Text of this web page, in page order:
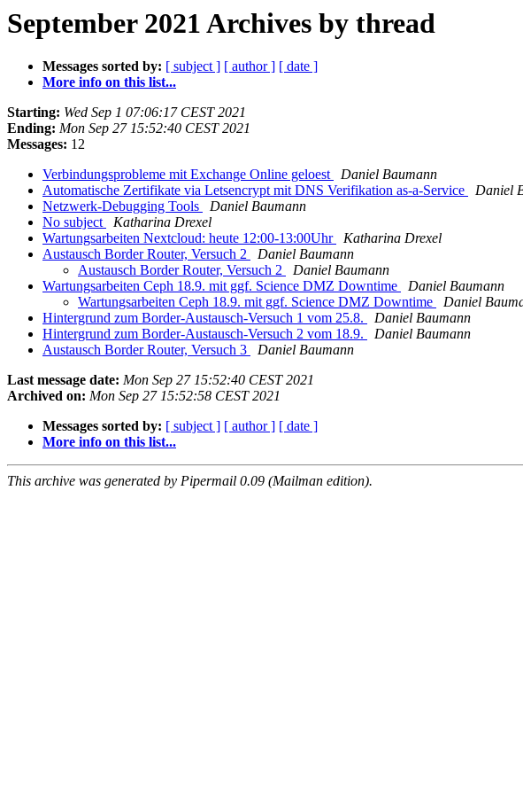
September 2021 Archives by thread
Messages sorted by: [ subject ] [ author ] [ date ]
More info on this list...
Starting: Wed Sep 1 07:06:17 CEST 2021
Ending: Mon Sep 27 15:52:40 CEST 2021
Messages: 12
Verbindungsprobleme mit Exchange Online geloest
Daniel Baumann
Automatische Zertifikate via Letsencrypt mit DNS Verifikation as-a-Service
Daniel
Netzwerk-Debugging Tools
Daniel Baumann
No subject
Katharina Drexel
Wartungsarbeiten Nextcloud: heute 12:00-13:00Uhr
Katharina Drexel
Austausch Border Router, Versuch 2
Daniel Baumann
Austausch Border Router, Versuch 2
Daniel Baumann
Wartungsarbeiten Ceph 18.9. mit ggf. Science DMZ Downtime
Daniel Baumann
Wartungsarbeiten Ceph 18.9. mit ggf. Science DMZ Downtime
Daniel
Hintergrund zum Border-Austausch-Versuch 1 vom 25.8.
Daniel Baumann
Hintergrund zum Border-Austausch-Versuch 2 vom 18.9.
Daniel Baumann
Austausch Border Router, Versuch 3
Daniel Baumann
Last message date: Mon Sep 27 15:52:40 CEST 2021
Archived on: Mon Sep 27 15:52:58 CEST 2021
Messages sorted by: [ subject ] [ author ] [ date ]
More info on this list...
This archive was generated by Pipermail 0.09 (Mailman edition).